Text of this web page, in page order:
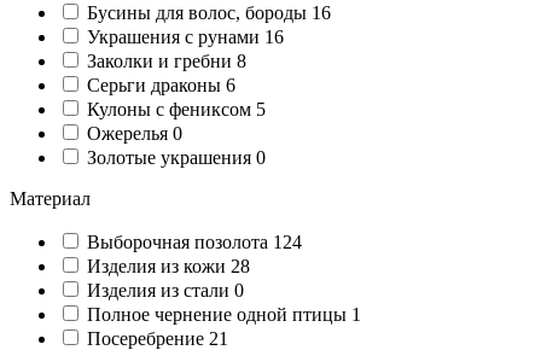
Бусины для волос, бороды 16
Украшения с рунами 16
Заколки и гребни 8
Серьги драконы 6
Кулоны с фениксом 5
Ожерелья 0
Золотые украшения 0
Материал
Выборочная позолота 124
Изделия из кожи 28
Изделия из стали 0
Полное чернение одной птицы 1
Посеребрение 21